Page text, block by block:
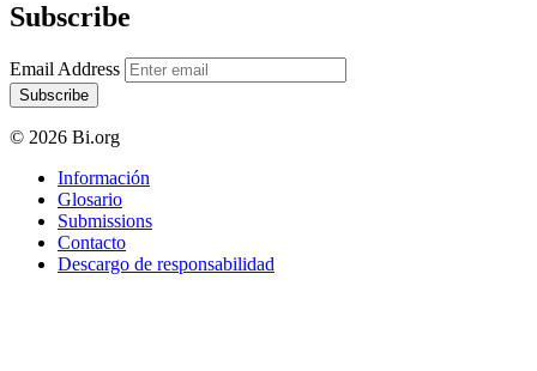
Subscribe
Email Address
Subscribe
© 2026 Bi.org
Información
Glosario
Submissions
Contacto
Descargo de responsabilidad